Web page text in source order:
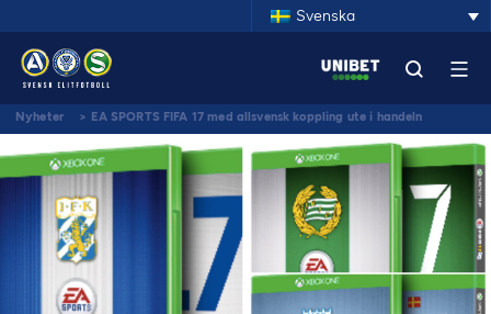
Svenska
Nyheter > EA SPORTS FIFA 17 med allsvensk koppling ute i handeln